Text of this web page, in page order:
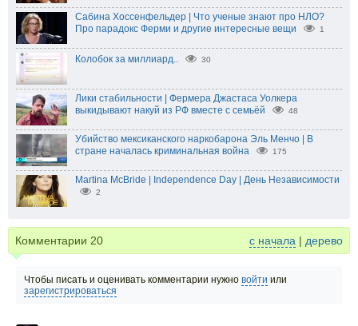
Сабина Хоссенфельдер | Что ученые знают про НЛО?
Про парадокс Ферми и другие интересные вещи
1
Колобок за миллиард.. 30
Лики стабильности | Фермера Джастаса Уолкера
выкидывают накуй из РФ вместе с семьёй
48
Убийство мексиканского наркобарона Эль Менчо | В
стране началась криминальная война
175
Martina McBride | Independence Day | День Независимости
2
Комментарии 20 с начала | дерево
Чтобы писать и оценивать комментарии нужно войти или
зарегистрироваться